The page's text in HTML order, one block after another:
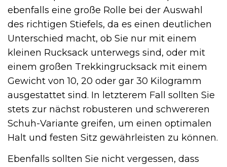
ebenfalls eine große Rolle bei der Auswahl
des richtigen Stiefels, da es einen deutlichen
Unterschied macht, ob Sie nur mit einem
kleinen Rucksack unterwegs sind, oder mit
einem großen Trekkingrucksack mit einem
Gewicht von 10, 20 oder gar 30 Kilogramm
ausgestattet sind. In letzterem Fall sollten Sie
stets zur nächst robusteren und schwereren
Schuh-Variante greifen, um einen optimalen
Halt und festen Sitz gewährleisten zu können.
Ebenfalls sollten Sie nicht vergessen, dass